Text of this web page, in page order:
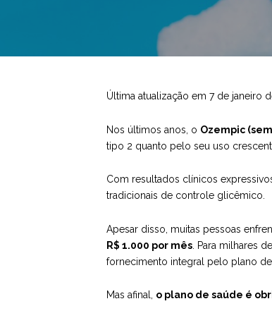
Última atualização em 7 de janeiro
Nos últimos anos, o Ozempic
tipo 2 quanto pelo seu uso
Com resultados clínicos
tradicionais de controle glicêmico.
Apesar disso, muitas pessoas
R$ 1.000 por mês. Para milhares
fornecimento integral pelo plano de
Mas afinal, o plano de saúde é